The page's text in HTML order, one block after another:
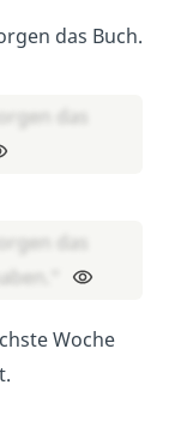
das Buch.
das
das
Woche